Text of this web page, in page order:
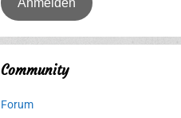
Community
Forum